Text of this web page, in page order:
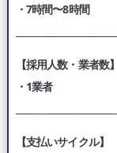
・7時間〜8時間
【採用人数・業者数】
・1業者
【支払いサイクル】